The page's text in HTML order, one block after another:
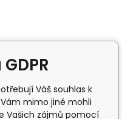
Váš souhlas k
mimo jiné mohli
Vašich zájmů pomocí